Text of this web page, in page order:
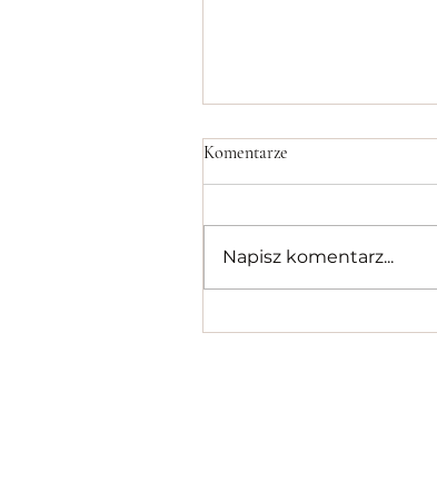
Wszystko o Tandoor!
Komentarze
Napisz komentarz...